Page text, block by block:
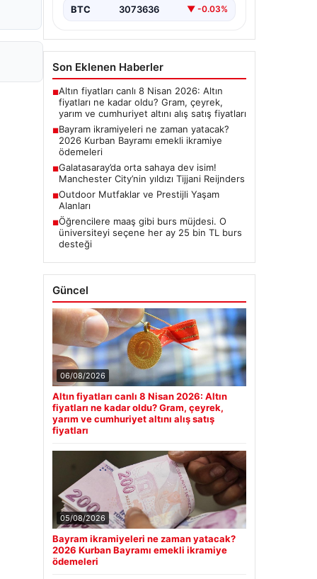
BTC 3073636 ▼ -0.03%
Son Eklenen Haberler
■Altın fiyatları canlı 8 Nisan 2026: Altın
fiyatları ne kadar oldu? Gram, çeyrek,
yarım ve cumhuriyet altını alış satış fiyatları
■Bayram ikramiyeleri ne zaman yatacak?
2026 Kurban Bayramı emekli ikramiye
ödemeleri
■Galatasaray’da orta sahaya dev isim!
Manchester City’nin yıldızı Tijjani Reijnders
■Outdoor Mutfaklar ve Prestijli Yaşam
Alanları
■Öğrencilere maaş gibi burs müjdesi. O
üniversiteyi seçene her ay 25 bin TL burs
desteği
Güncel
06/08/2026
Altın fiyatları canlı 8 Nisan 2026: Altın
fiyatları ne kadar oldu? Gram, çeyrek,
yarım ve cumhuriyet altını alış satış
fiyatları
05/08/2026
Bayram ikramiyeleri ne zaman yatacak?
2026 Kurban Bayramı emekli ikramiye
ödemeleri